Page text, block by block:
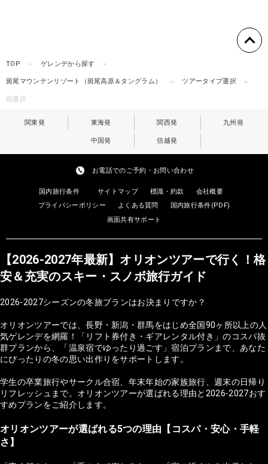
TOP ゲレンデから探す
斑尾マウンテンリゾート（斑尾高原＆タングラム） ツアータイプ選択
宿選択
関東発 東海発 関西発 九州発
中国発 信越発
お電話でのご予約・お問い合わせ
国内旅行条件 サイトマップ 標識・約款
会社概要
プライバシーポリシー
よくある質問
国内旅行条件(PDF)
画面共有サポート
【2026-2027年最新】オリオンツアーで行く！格
安＆充実のスキー・スノボ旅行ガイド
2026-2027シーズンの冬旅プランはお決まりですか？
オリオンツアーでは、長野・新潟・群馬をはじめ全国90ヶ所以上の人
気ゲレンデを網羅！「リフト券付き・ギアレンタル付き」のコスパ抜
群プランから、「温泉宿でゆったり過ごす」宿泊プランまで、あなた
にぴったりの冬の思い出作りをサポートします。
学生の卒業旅行やサークル合宿、年末年始の家族旅行、週末の日帰り
リフレッシュまで。オリオンツアーが選ばれる理由と2026-2027おす
すめプランをご紹介します。
オリオンツアーが選ばれる5つの理由【コスパ・安心・手軽
さ】